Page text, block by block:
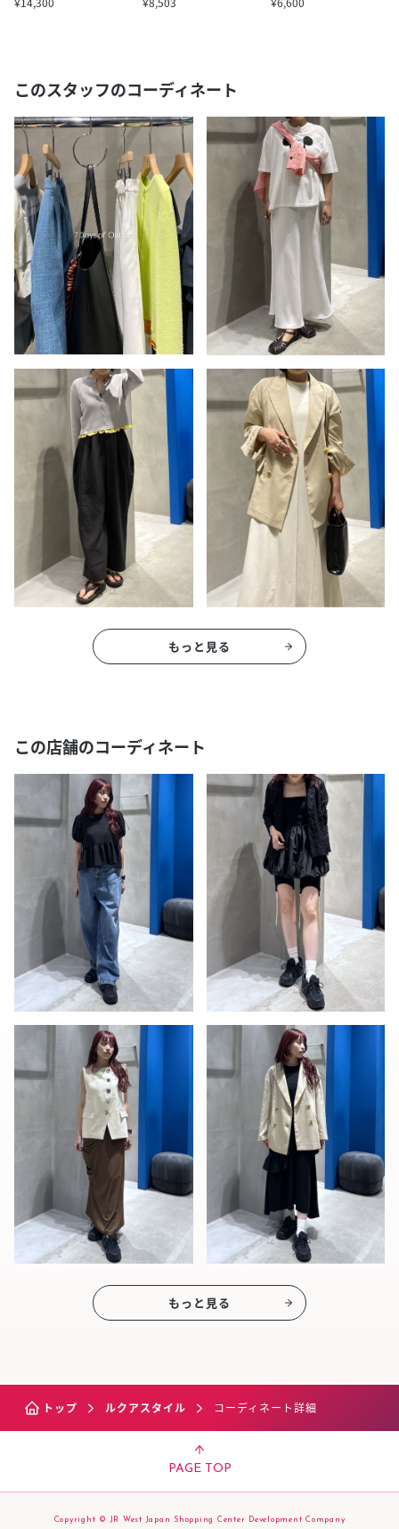
このスタッフのコーディネート
もっと見る
この店舗のコーディネート
もっと見る
トップ ルクアスタイル コーディネート詳細
PAGE TOP
Copyright © JR West Japan Shopping Center Development Company